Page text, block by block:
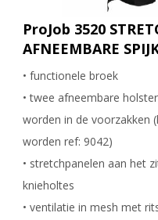
ProJob 3520
AFNEEMBARE
• functionele broek
• twee afneembare
worden in de voorzakken
worden ref: 9042)
• stretchpanelen aan het
knieholtes
• ventilatie in mesh met